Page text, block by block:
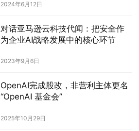
2024年6月12日
对话亚马逊云科技代闻：把安全作
为企业AI战略发展中的核心环节
2023年9月6日
OpenAI完成股改，非营利主体更名
“OpenAI 基金会”
2025年10月29日